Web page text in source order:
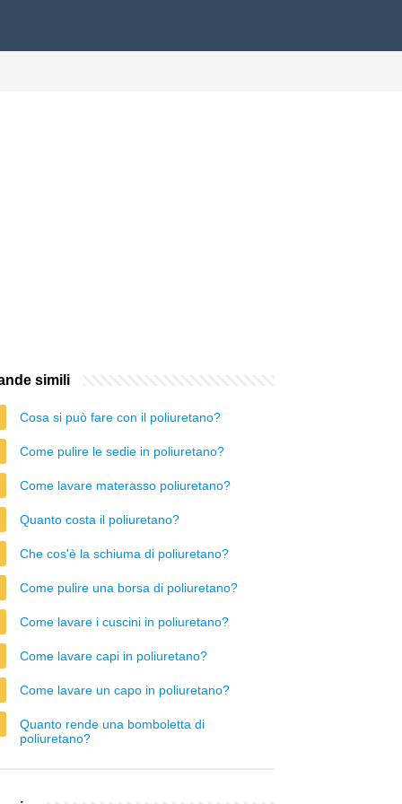
simili
Cosa si può fare con il poliuretano?
Come pulire le sedie in poliuretano?
Come lavare materasso poliuretano?
Quanto costa il poliuretano?
Che cos'è la schiuma di poliuretano?
Come pulire una borsa di poliuretano?
Come lavare i cuscini in poliuretano?
Come lavare capi in poliuretano?
Come lavare un capo in poliuretano?
Quanto rende una bomboletta di
poliuretano?